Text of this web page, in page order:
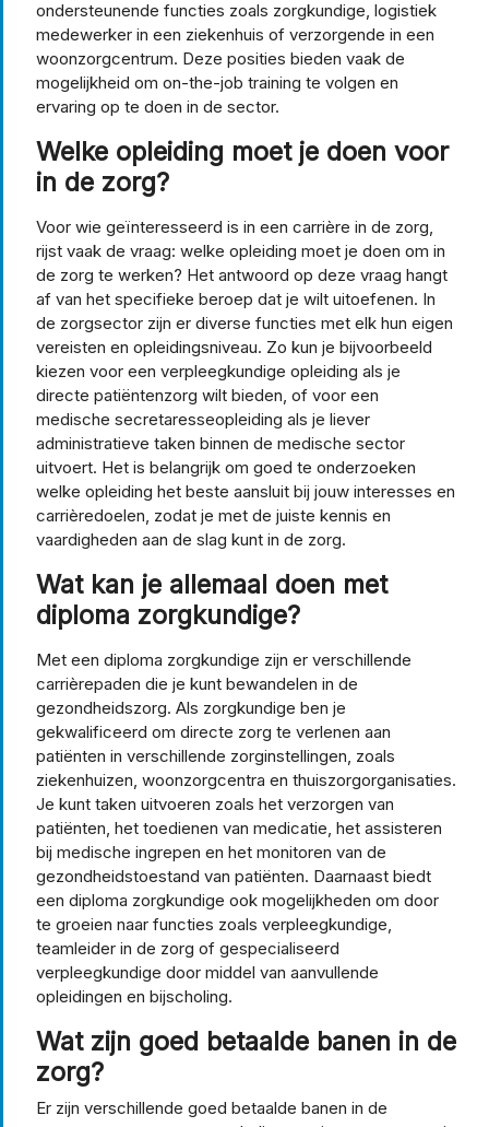
ondersteunende functies zoals zorgkundige, logistiek
medewerker in een ziekenhuis of verzorgende in een
woonzorgcentrum. Deze posities bieden vaak de
mogelijkheid om on-the-job training te volgen en
ervaring op te doen in de sector.
Welke opleiding moet je doen voor
in de zorg?
Voor wie geïnteresseerd is in een carrière in de zorg,
rijst vaak de vraag: welke opleiding moet je doen om in
de zorg te werken? Het antwoord op deze vraag hangt
af van het specifieke beroep dat je wilt uitoefenen. In
de zorgsector zijn er diverse functies met elk hun eigen
vereisten en opleidingsniveau. Zo kun je bijvoorbeeld
kiezen voor een verpleegkundige opleiding als je
directe patiëntenzorg wilt bieden, of voor een
medische secretaresseopleiding als je liever
administratieve taken binnen de medische sector
uitvoert. Het is belangrijk om goed te onderzoeken
welke opleiding het beste aansluit bij jouw interesses en
carrièredoelen, zodat je met de juiste kennis en
vaardigheden aan de slag kunt in de zorg.
Wat kan je allemaal doen met
diploma zorgkundige?
Met een diploma zorgkundige zijn er verschillende
carrièrepaden die je kunt bewandelen in de
gezondheidszorg. Als zorgkundige ben je
gekwalificeerd om directe zorg te verlenen aan
patiënten in verschillende zorginstellingen, zoals
ziekenhuizen, woonzorgcentra en thuiszorgorganisaties.
Je kunt taken uitvoeren zoals het verzorgen van
patiënten, het toedienen van medicatie, het assisteren
bij medische ingrepen en het monitoren van de
gezondheidstoestand van patiënten. Daarnaast biedt
een diploma zorgkundige ook mogelijkheden om door
te groeien naar functies zoals verpleegkundige,
teamleider in de zorg of gespecialiseerd
verpleegkundige door middel van aanvullende
opleidingen en bijscholing.
Wat zijn goed betaalde banen in de
zorg?
Er zijn verschillende goed betaalde banen in de